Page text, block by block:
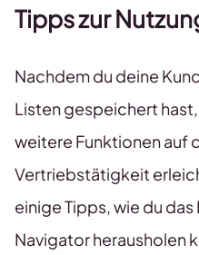
Tipps zur
Nachdem du deine
Listen gespeichert
weitere Funktionen auf
Vertriebstätigkeit
einige Tipps, wie du
Navigator herausholen